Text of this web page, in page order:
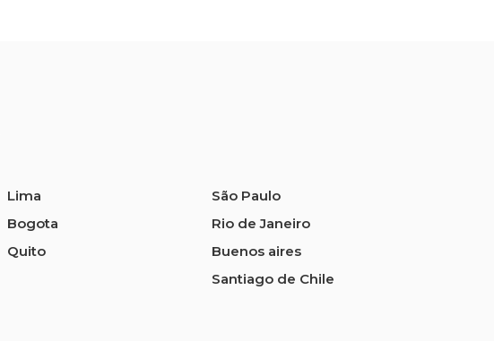
Lima
Bogota
Quito
São Paulo
Rio de Janeiro
Buenos aires
Santiago de Chile